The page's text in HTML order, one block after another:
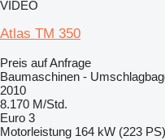
VIDEO
Atlas TM 350
Preis auf Anfrage
Baumaschinen -
2010
8.170 M/Std.
Euro 3
Motorleistung 164 kW (223 PS)